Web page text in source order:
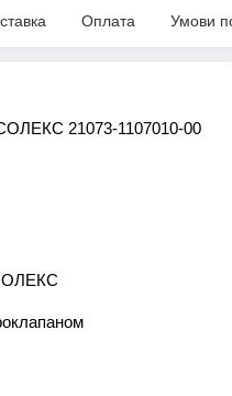
Оплата Умови
21073-1107010-00